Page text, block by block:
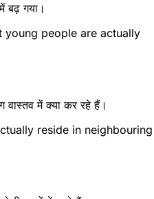
बढ़ गया।
young people are actually
वास्तव में क्या कर रहे हैं।
reside in neighbouring